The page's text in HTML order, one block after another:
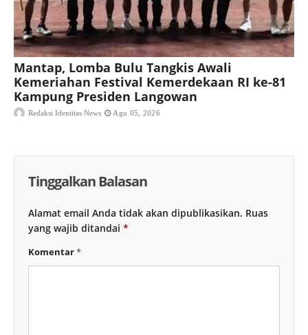
Mantap, Lomba Bulu Tangkis Awali
Kemeriahan Festival Kemerdekaan RI ke-81
Kampung Presiden Langowan
Redaksi Identitas News Agu 05, 2026
Tinggalkan Balasan
Alamat email Anda tidak akan dipublikasikan. Ruas
yang wajib ditandai *
Komentar*